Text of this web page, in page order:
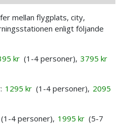
mellan flygplats, city,
enligt följande
kr (1-4 personer), 3795 kr
1295 kr (1-4 personer), 2095
(1-4 personer), 1995 kr (5-7